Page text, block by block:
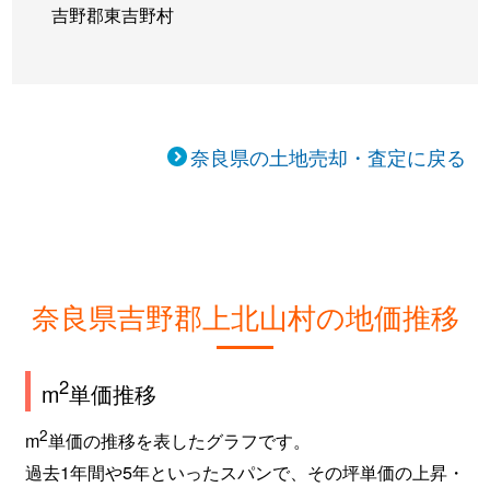
吉野郡東吉野村
奈良県の土地売却・査定に戻る
奈良県吉野郡上北山村の地価推移
m2単価推移
m2単価の推移を表したグラフです。
過去1年間や5年といったスパンで、その坪単価の上昇・